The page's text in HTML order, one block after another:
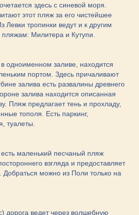
здесь с синевой моря.
этот пляж за его чистейшее
Левки тропинки ведут и к другим
Милитера и Кутупи.
одноименном заливе, находится
портом. Здесь причаливают
залива есть развалины древнего
залива находится описанная
Пляж предлагает тень и прохладу,
тополя. Есть паркинг,
туалеты.
маленький песчаный пляж
взгляда и предоставляет
Добраться можно из Поли только на
дорога ведет через волшебную